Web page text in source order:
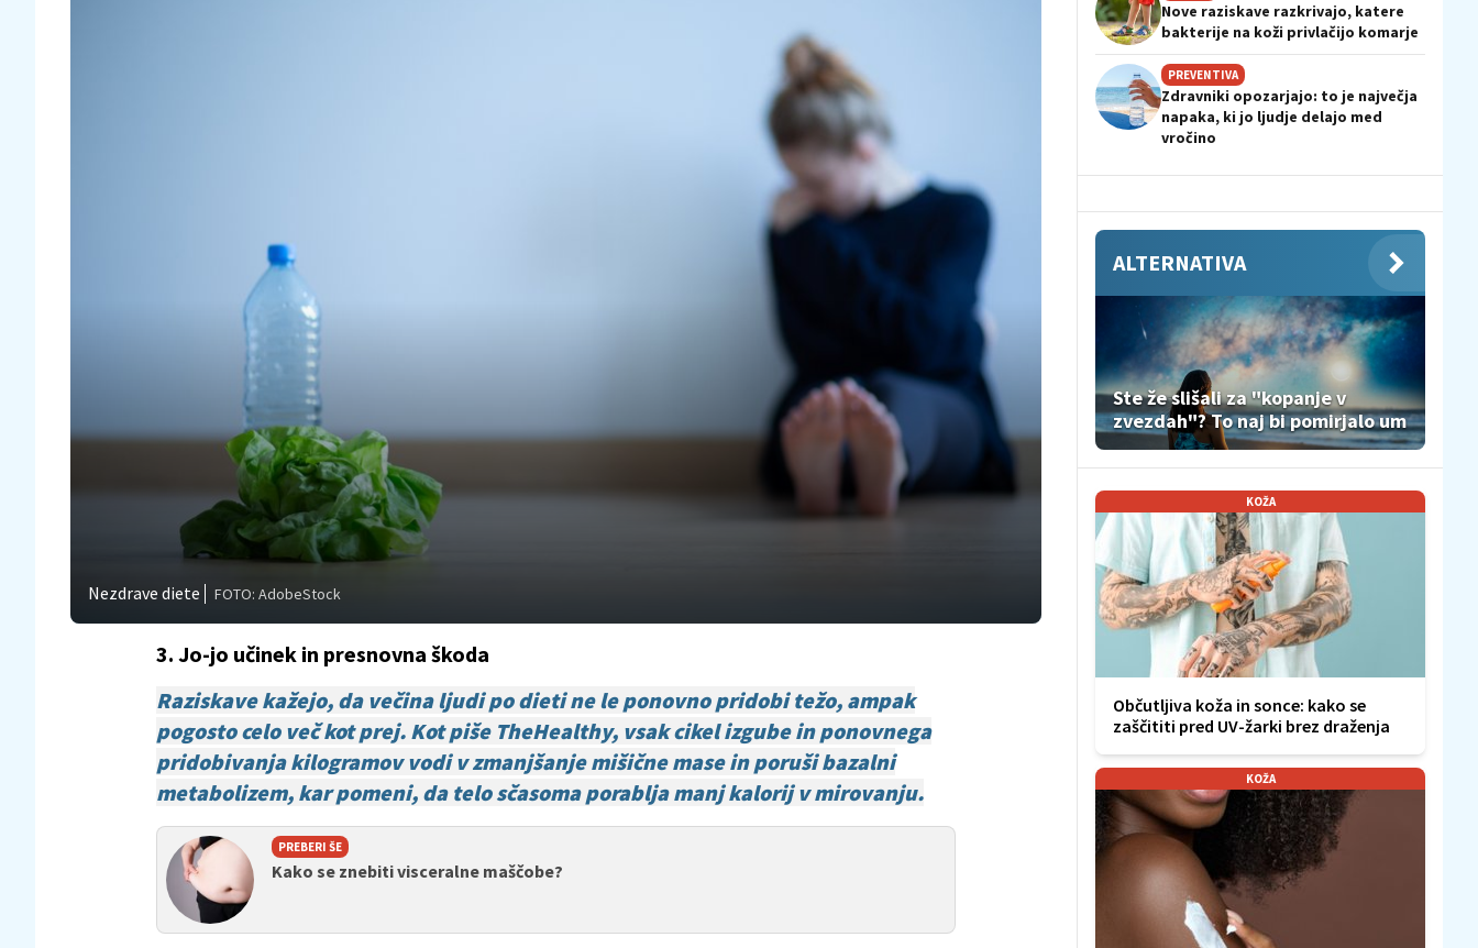
Nezdrave diete FOTO: AdobeStock
3. Jo-jo učinek in presnovna škoda
Raziskave kažejo, da večina ljudi po dieti ne le ponovno pridobi težo, ampak
pogosto celo več kot prej. Kot piše TheHealthy, vsak cikel izgube in ponovnega
pridobivanja kilogramov vodi v zmanjšanje mišične mase in poruši bazalni
metabolizem, kar pomeni, da telo sčasoma porablja manj kalorij v mirovanju.
PREBERI ŠE
Kako se znebiti visceralne maščobe?
Nove raziskave razkrivajo, katere
bakterije na koži privlačijo komarje
PREVENTIVA
Zdravniki opozarjajo: to je največja
napaka, ki jo ljudje delajo med
vročino
ALTERNATIVA
Ste že slišali za "kopanje v
zvezdah"? To naj bi pomirjalo um
KOŽA
Občutljiva koža in sonce: kako se
zaščititi pred UV-žarki brez draženja
KOŽA